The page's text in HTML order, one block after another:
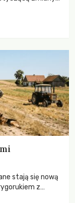
i zwierząt,
stają się nową
z